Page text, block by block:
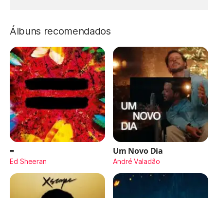
Álbuns recomendados
=
Ed Sheeran
Um Novo Dia
André Valadão